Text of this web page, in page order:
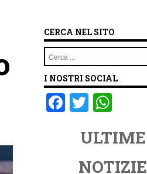
CERCA NEL SITO
Cerca
I NOSTRI SOCIAL
F T
tt
er
at
s
ULTIME
NOTIZIE